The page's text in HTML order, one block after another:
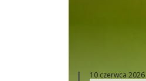
10 czerwca 2026